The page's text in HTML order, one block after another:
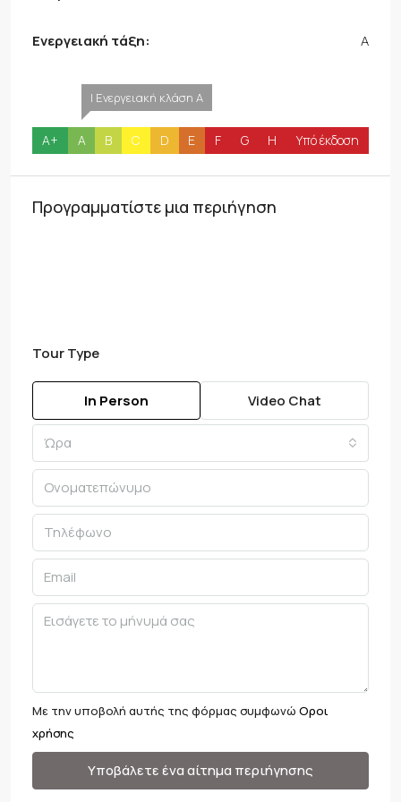
Ενεργειακή τάξη: A
A+
| Ενεργειακή κλάση A
A B C D E F G H Υπό έκδοση
Προγραμματίστε μια περιήγηση
Tour Type
In Person Video Chat
Ώρα
Με την υποβολή αυτής της φόρμας συμφωνώ Οροι
χρήσης
Υποβάλετε ένα αίτημα περιήγησης